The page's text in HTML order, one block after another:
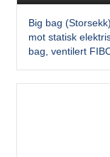
Big bag
mot statisk
bag, ventilert